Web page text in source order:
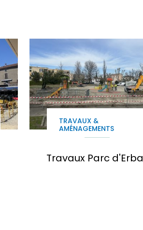
TRAVAUX &
AMÉNAGEMENTS
Travaux Parc d'Erba